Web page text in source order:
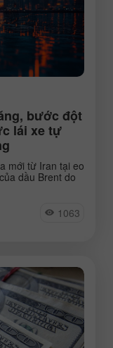
bước đột
lái xe tự
mới từ Iran tại eo
dầu Brent do
1063